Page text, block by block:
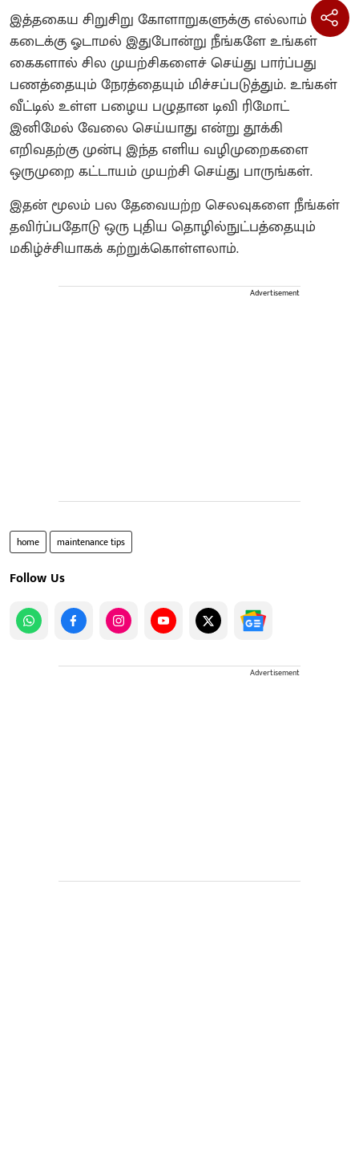
இத்தகைய சிறுசிறு கோளாறுகளுக்கு எல்லாம்
கடைக்கு ஓடாமல் இதுபோன்று நீங்களே உங்கள்
கைகளால் சில முயற்சிகளைச் செய்து பார்ப்பது
பணத்தையும் நேரத்தையும் மிச்சப்படுத்தும். உங்கள்
வீட்டில் உள்ள பழைய பழுதான டிவி ரிமோட்
இனிமேல் வேலை செய்யாது என்று தூக்கி
எறிவதற்கு முன்பு இந்த எளிய வழிமுறைகளை
ஒருமுறை கட்டாயம் முயற்சி செய்து பாருங்கள்.
இதன் மூலம் பல தேவையற்ற செலவுகளை நீங்கள்
தவிர்ப்பதோடு ஒரு புதிய தொழில்நுட்பத்தையும்
மகிழ்ச்சியாகக் கற்றுக்கொள்ளலாம்.
Advertisement
home maintenance tips
Follow Us
Advertisement